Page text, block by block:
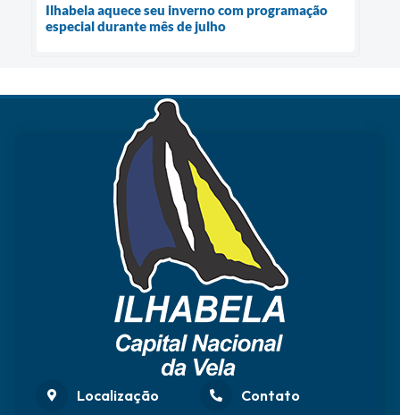
Ilhabela aquece seu inverno com programação
especial durante mês de julho
Localização Contato